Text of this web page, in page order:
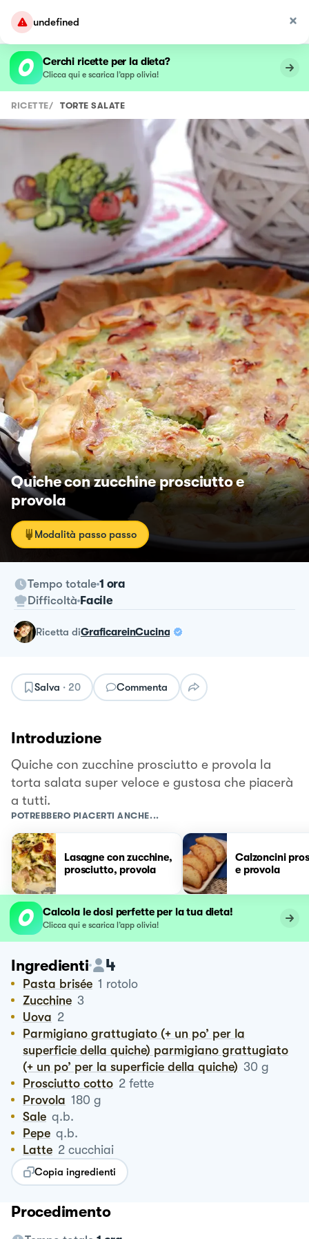
undefined
Cerchi ricette per la dieta?
Clicca qui e scarica l’app olivia!
RICETTE/ TORTE SALATE
Quiche con zucchine prosciutto e
provola
Modalità passo passo
Tempo totale 1 ora
Difficoltà Facile
ricetta diGraficareinCucina
Salva · 20 Commenta
Introduzione
Quiche con zucchine prosciutto e provola la
torta salata super veloce e gustosa che piacerà
a tutti.
POTREBBERO PIACERTI ANCHE...
Lasagne con zucchine,
prosciutto, provola
Calzoncini
e provola
Calcola le dosi perfette per la tua dieta!
Clicca qui e scarica l’app olivia!
Ingredienti 4
Pasta brisée 1 rotolo
Zucchine 3
Uova 2
Parmigiano grattugiato (+ un po’ per la
superficie della quiche) parmigiano grattugiato
(+ un po’ per la superficie della quiche) 30 g
Prosciutto cotto 2 fette
Provola 180 g
Sale q.b.
Pepe q.b.
Latte 2 cucchiai
Copia ingredienti
Procedimento